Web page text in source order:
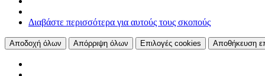
Διαβάστε περισσότερα για αυτούς τους σκοπούς
Αποδοχή όλων Απόρριψη όλων Επιλογές cookies Αποθήκευση